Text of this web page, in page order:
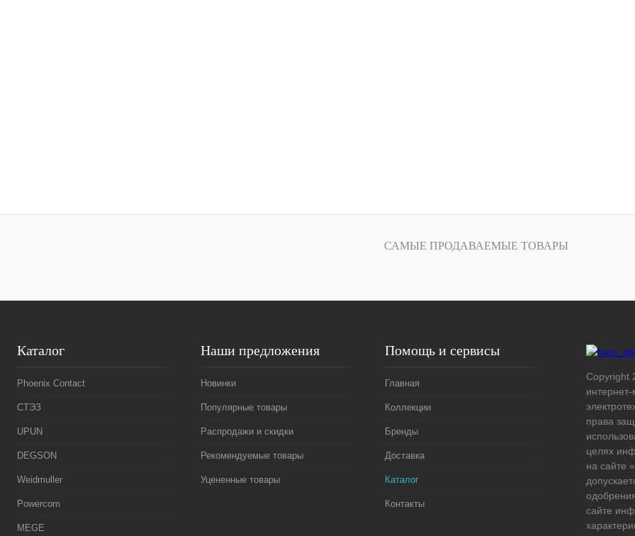
САМЫЕ ПРОДАВАЕМЫЕ ТОВАРЫ
Каталог
Phoenix Contact
СТЭЗ
UPUN
DEGSON
Weidmuller
Powercom
MEGE
Наши предложения
Новинки
Популярные товары
Распродажи и скидки
Рекомендуемые товары
Уцененные товары
Помощь и сервисы
Главная
Коллекции
Бренды
Доставка
Каталог
Контакты
Copyright
интернет-
права
целях
на сайте
сайте